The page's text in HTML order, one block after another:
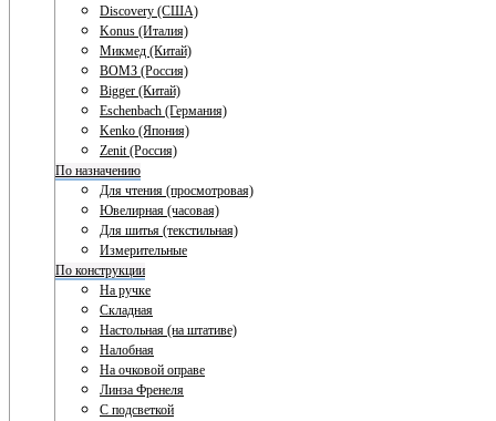
Discovery (США)
Konus (Италия)
Микмед (Китай)
ВОМЗ (Россия)
Bigger (Китай)
Eschenbach (Германия)
Kenko (Япония)
Zenit (Россия)
По назначению
Для чтения (просмотровая)
Ювелирная (часовая)
Для шитья (текстильная)
Измерительные
По конструкции
На ручке
Складная
Настольная (на штативе)
Налобная
На очковой оправе
Линза Френеля
С подсветкой